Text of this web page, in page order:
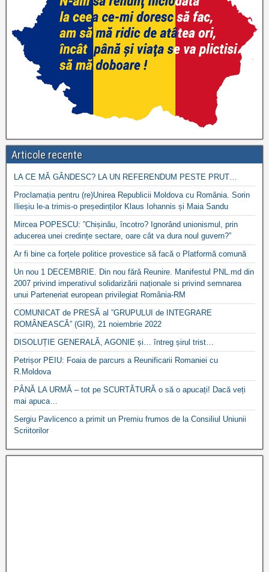
Articole recente
LA CE MĂ GÂNDESC? LA UN REFERENDUM PESTE PRUT…
Proclamația pentru (re)Unirea Republicii Moldova cu România. Sorin
Ilieșiu le-a trimis-o președinților Klaus Iohannis și Maia Sandu
Mircea POPESCU: ”Chișinău, încotro? Ignorând unionismul, prin
aducerea unei credințe sectare, oare cât va dura noul guvern?”
Ar fi bine ca forțele politice provestice să facă o Platformă comună
Un nou 1 DECEMBRIE. Din nou fără Reunire. Manifestul PNL.md din
2007 privind imperativul solidarizării naționale si privind semnarea
unui Parteneriat european privilegiat România-RM
COMUNICAT de PRESĂ al ”GRUPULUI de INTEGRARE
ROMÂNEASCĂ” (GIR), 21 noiembrie 2022
DISOLUȚIE GENERALĂ, AGONIE și… întreg șirul trist…
Petrișor PEIU: Foaia de parcurs a Reunificarii Romaniei cu
R.Moldova
PÂNĂ LA URMĂ – tot pe SCURTĂTURĂ o să o apucați! Dacă veți
mai apuca…
Sergiu Pavlicenco a primit un Premiu frumos de la Consiliul Uniunii
Scriitorilor